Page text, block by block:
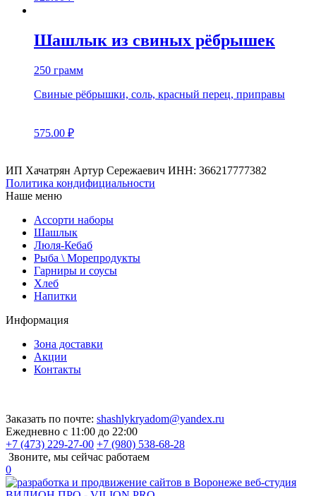
Шашлык из свиных рёбрышек
250 грамм
Свиные рёбрышки, соль, красный перец, приправы
575.00 ₽
ИП Хачатрян Артур Сережаевич ИНН: 366217777382
Политика кондифициальности
Наше меню
Ассорти наборы
Шашлык
Люля-Кебаб
Рыба \ Морепродукты
Гарниры и соусы
Хлеб
Напитки
Информация
Зона доставки
Акции
Контакты
Заказать по почте: shashlykryadom@yandex.ru
Ежедневно с 11:00 до 22:00
+7 (473) 229-27-00 +7 (980) 538-68-28
Звоните, мы сейчас работаем
0